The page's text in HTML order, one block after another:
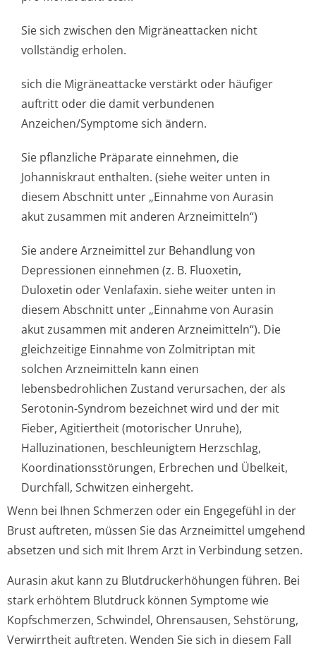
Sie sich zwischen den Migräneattacken nicht
vollständig erholen.
sich die Migräneattacke verstärkt oder häufiger
auftritt oder die damit verbundenen
Anzeichen/Symptome sich ändern.
Sie pflanzliche Präparate einnehmen, die
Johanniskraut enthalten. (siehe weiter unten in
diesem Abschnitt unter „Einnahme von Aurasin
akut zusammen mit anderen Arzneimitteln“)
Sie andere Arzneimittel zur Behandlung von
Depressionen einnehmen (z. B. Fluoxetin,
Duloxetin oder Venlafaxin. siehe weiter unten in
diesem Abschnitt unter „Einnahme von Aurasin
akut zusammen mit anderen Arzneimitteln“). Die
gleichzeitige Einnahme von Zolmitriptan mit
solchen Arzneimitteln kann einen
lebensbedrohlichen Zustand verursachen, der als
Serotonin-Syndrom bezeichnet wird und der mit
Fieber, Agitiertheit (motorischer Unruhe),
Halluzinationen, beschleunigtem Herzschlag,
Koordinationsstörun­gen, Erbrechen und Übelkeit,
Durchfall, Schwitzen einhergeht.
Wenn bei Ihnen Schmerzen oder ein Engegefühl in der
Brust auftreten, müssen Sie das Arzneimittel umgehend
absetzen und sich mit Ihrem Arzt in Verbindung setzen.
Aurasin akut kann zu Blutdruckerhöhungen führen. Bei
stark erhöhtem Blutdruck können Symptome wie
Kopfschmerzen, Schwindel, Ohrensausen, Sehstörung,
Verwirrtheit auftreten. Wenden Sie sich in diesem Fall